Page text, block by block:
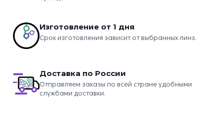
Изготовление от 1 дня
Срок изготовления зависит от выбранных линз.
Доставка по России
Отправляем заказы по всей стране удобными
службами доставки.